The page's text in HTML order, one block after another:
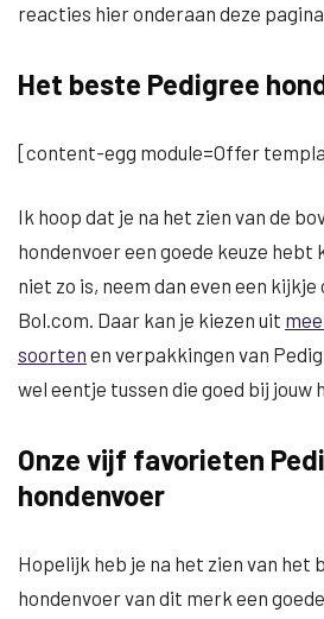
reacties hier onderaan deze
Het beste Pedigree
[content-egg module=Offer
Ik hoop dat je na het zien van de
hondenvoer een goede keuze hebt
niet zo is, neem dan even een
Bol.com. Daar kan je kiezen uit
soorten en verpakkingen van
wel eentje tussen die goed bij jouw
Onze vijf favorieten
hondenvoer
Hopelijk heb je na het zien van het
hondenvoer van dit merk een